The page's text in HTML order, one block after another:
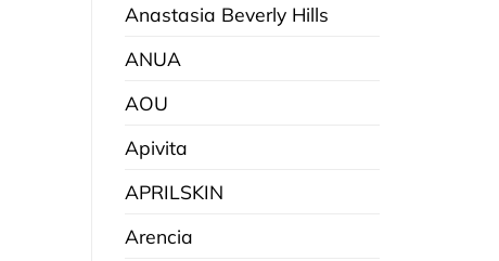
Anastasia Beverly Hills
ANUA
AOU
Apivita
APRILSKIN
Arencia